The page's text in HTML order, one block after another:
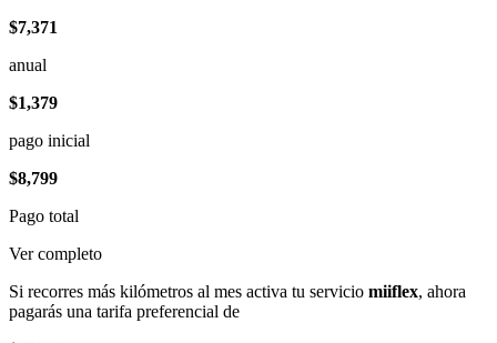
$7,371
anual
$1,379
pago inicial
$8,799
Pago total
Ver completo
Si recorres más kilómetros al mes activa tu servicio miiflex, ahora
pagarás una tarifa preferencial de